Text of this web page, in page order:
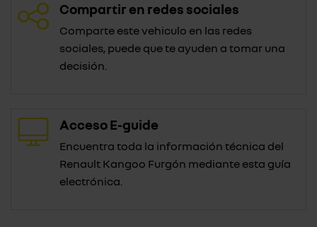
Compartir en redes sociales
Comparte este vehiculo en las redes
sociales, puede que te ayuden a tomar una
decisión.
Acceso E-guide
Encuentra toda la información técnica del
Renault Kangoo Furgón mediante esta guía
electrónica.